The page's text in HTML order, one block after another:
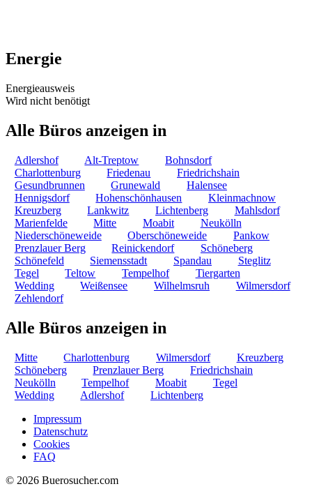
Energie
Energieausweis
Wird nicht benötigt
Alle Büros anzeigen in
Adlershof Alt-Treptow
Bohnsdorf
Charlottenburg
Friedenau
Friedrichshain
Gesundbrunnen
Grunewald
Halensee
Hennigsdorf
Hohenschönhausen
Kleinmachnow
Kreuzberg
Lankwitz Lichtenberg
Mahlsdorf
Marienfelde
Mitte Moabit
Neukölln
Niederschöneweide
Oberschöneweide
Pankow
Prenzlauer Berg
Reinickendorf
Schöneberg
Schönefeld
Siemensstadt Spandau
Steglitz
Tegel
Teltow Tempelhof
Tiergarten
Wedding
Weißensee Wilhelmsruh
Wilmersdorf
Zehlendorf
Alle Büros anzeigen in
Mitte Charlottenburg Wilmersdorf
Kreuzberg
Schöneberg
Prenzlauer Berg
Friedrichshain
Neukölln
Tempelhof Moabit
Tegel
Wedding
Adlershof
Lichtenberg
Impressum
Datenschutz
Cookies
FAQ
© 2026 Buerosucher.com